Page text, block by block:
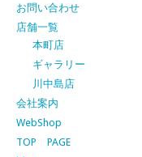
お問い合わせ
店舗一覧
本町店
ギャラリー
川中島店
会社案内
WebShop
TOP PAGE